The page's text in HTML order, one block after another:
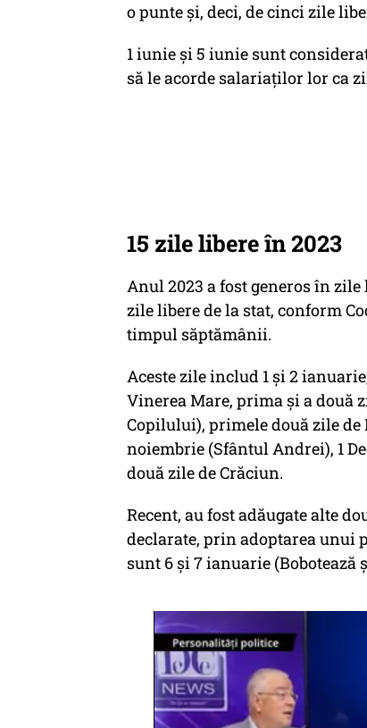
o punte şi, deci, de cinci zile
1 iunie şi 5 iunie sunt
să le acorde salariaților lor ca
15 zile libere în 2023
Anul 2023 a fost generos în
zile libere de la stat, conform
timpul săptămânii.
Aceste zile includ 1 și 2
Vinerea Mare, prima și a două
Copilului), primele două zile
noiembrie (Sfântul Andrei), 1
două zile de Crăciun.
Recent, au fost adăugate alte
declarate, prin adoptarea unui
sunt 6 și 7 ianuarie